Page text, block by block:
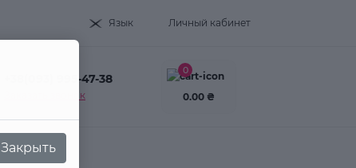
Язык Личный кабинет
+38(093) 995-47-38
Заказать звонок
0
0.00 ₴
Закрыть